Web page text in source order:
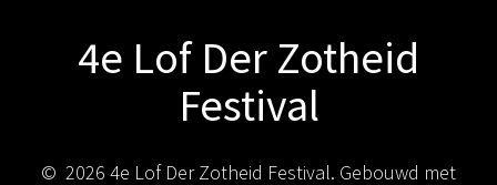
4e Lof Der Zotheid
Festival
© 2026 4e Lof Der Zotheid Festival. Gebouwd met